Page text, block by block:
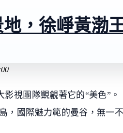
，徐崢黃渤
視團隊覬覦著它的“美色”。
，國際魅力範的曼谷，無一